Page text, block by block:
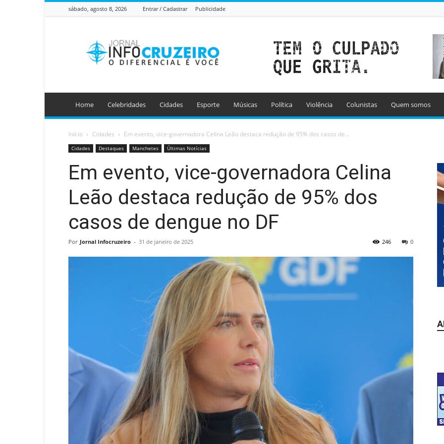
sábado, agosto 8, 2026 Entrar / Cadastrar Publicidade
Info
Cruzeiro
Home Celebridades Cidades Esporte Músicas Política Violência Colunistas Quem somos
Início Cidades Em evento, vice-governadora Celina Leão destaca redução de 95% dos casos de...
Cidades Destaques Manchetes Últimas Notícias
Em evento, vice-governadora Celina
Leão destaca redução de 95% dos
casos de dengue no DF
Por Jornal Infocruzeiro - 31 de janeiro de 2025 0
246